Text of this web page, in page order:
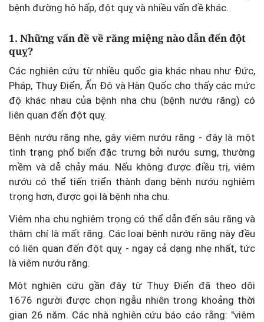
bệnh đường hô hấp, đột quỵ và nhiều vấn đề khác.
1. Những vấn đề về răng miệng nào dẫn đến đột
quỵ?
Các nghiên cứu từ nhiều quốc gia khác nhau như Đức,
Pháp, Thụy Điển, Ấn Độ và Hàn Quốc cho thấy các mức
độ khác nhau của bệnh nha chu (bệnh nướu răng) có
liên quan đến đột quỵ.
Bệnh nướu răng nhẹ, gây viêm nướu răng - đây là một
tình trạng phổ biến đặc trưng bởi nướu sưng, thường
mềm và dễ chảy máu. Nếu không được điều trị, viêm
nướu có thể tiến triển thành dạng bệnh nướu nghiêm
trọng hơn, được gọi là bệnh nha chu.
Viêm nha chu nghiêm trọng có thể dẫn đến sâu răng và
thậm chí là mất răng. Các loại bệnh nướu răng này đều
có liên quan đến đột quỵ - ngay cả dạng nhẹ nhất, tức
là viêm nướu răng.
Một nghiên cứu gần đây từ Thụy Điển đã theo dõi
1676 người được chọn ngẫu nhiên trong khoảng thời
gian 26 năm. Các nhà nghiên cứu báo cáo rằng: "viêm